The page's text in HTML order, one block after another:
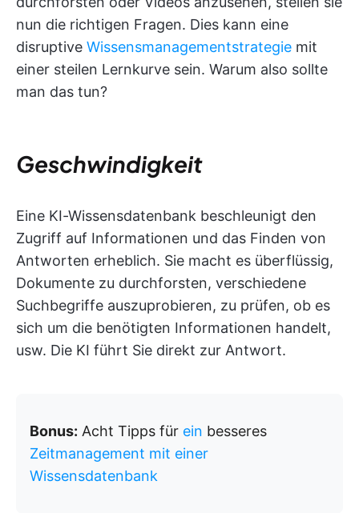
nun die richtigen Fragen. Dies kann eine
disruptive Wissensmanagementstrategie mit
einer steilen Lernkurve sein. Warum also sollte
man das tun?
Geschwindigkeit
Eine KI-Wissensdatenbank beschleunigt den
Zugriff auf Informationen und das Finden von
Antworten erheblich. Sie macht es überflüssig,
Dokumente zu durchforsten, verschiedene
Suchbegriffe auszuprobieren, zu prüfen, ob es
sich um die benötigten Informationen handelt,
usw. Die KI führt Sie direkt zur Antwort.
Bonus: Acht Tipps für ein besseres
Zeitmanagement mit einer
Wissensdatenbank